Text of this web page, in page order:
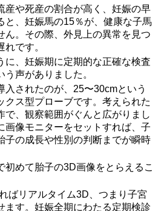
産や死産の割合が高く、妊娠の早
と、妊娠馬の15％が、健康な子馬
ん。その際、外見上の異常を見つ
です。
に、妊娠期に定期的な正確な検査
声がありました。
入されたのが、25〜30cmという
クス型プローブです。考えられた
で、観察範囲がぐんと広がりまし
画像モニターをセットすれば、子
子の成長や性別の判断までが瞬時
初めて胎子の3D画像をとらえるこ
ばリアルタイム3D、つまり子宮
ます。妊娠全期にわたる定期検診